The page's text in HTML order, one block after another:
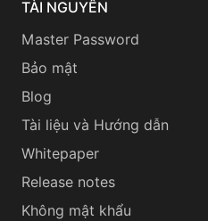
TÀI NGUYÊN
Master Password
Bảo mật
Blog
Tài liệu và Hướng dẫn
Whitepaper
Release notes
Không mật khẩu